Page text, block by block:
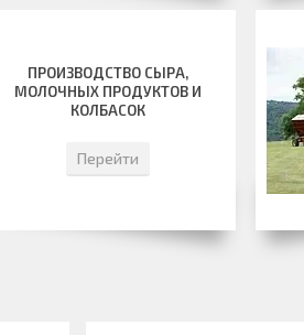
ПРОИЗВОДСТВО СЫРА,
МОЛОЧНЫХ ПРОДУКТОВ И
КОЛБАСОК
Перейти